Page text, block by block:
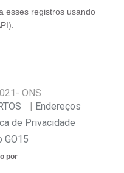
esses registros usando
).
- ONS
Endereços
de Privacidade
GO15
por